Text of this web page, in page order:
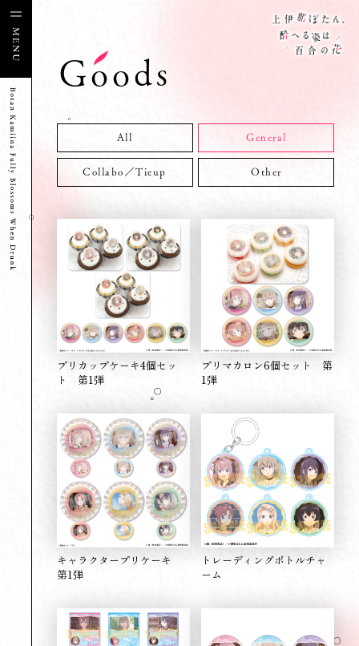
Goods
All General
Collabo／Tieup Other
プリカップケーキ4個セッ
ト 第1弾
プリマカロン6個セット 第
1弾
キャラクタープリケーキ
第1弾
トレーディングボトルチャ
ーム